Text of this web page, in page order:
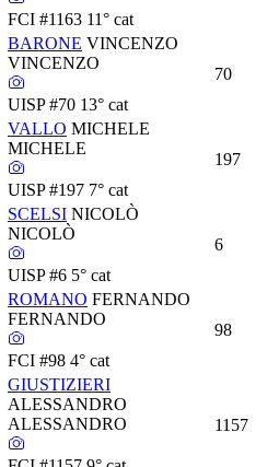
FCI #1163 11° cat
BARONE VINCENZO
VINCENZO
UISP #70 13° cat
70
VALLO MICHELE
MICHELE
UISP #197 7° cat
197
SCELSI NICOLÒ
NICOLÒ
UISP #6 5° cat
6
ROMANO FERNANDO
FERNANDO
FCI #98 4° cat
98
GIUSTIZIERI
ALESSANDRO
ALESSANDRO
1157